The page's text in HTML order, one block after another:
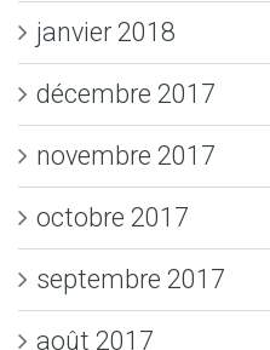
janvier 2018
décembre 2017
novembre 2017
octobre 2017
septembre 2017
août 2017